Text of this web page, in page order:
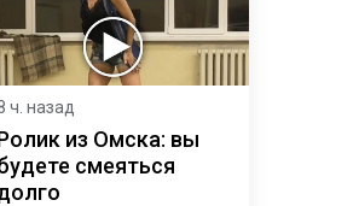
ч. назад
из Омска: вы
смеяться